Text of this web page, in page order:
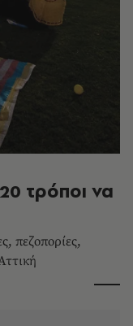
τρόποι να
πεζοπορίες,